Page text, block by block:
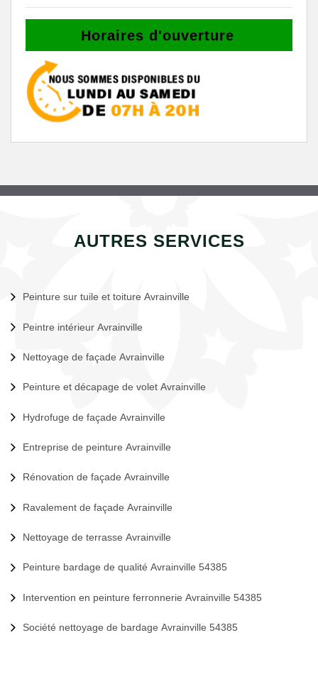
Horaires d'ouverture
AUTRES SERVICES
Peinture sur tuile et toiture Avrainville
Peintre intérieur Avrainville
Nettoyage de façade Avrainville
Peinture et décapage de volet Avrainville
Hydrofuge de façade Avrainville
Entreprise de peinture Avrainville
Rénovation de façade Avrainville
Ravalement de façade Avrainville
Nettoyage de terrasse Avrainville
Peinture bardage de qualité Avrainville 54385
Intervention en peinture ferronnerie Avrainville 54385
Société nettoyage de bardage Avrainville 54385